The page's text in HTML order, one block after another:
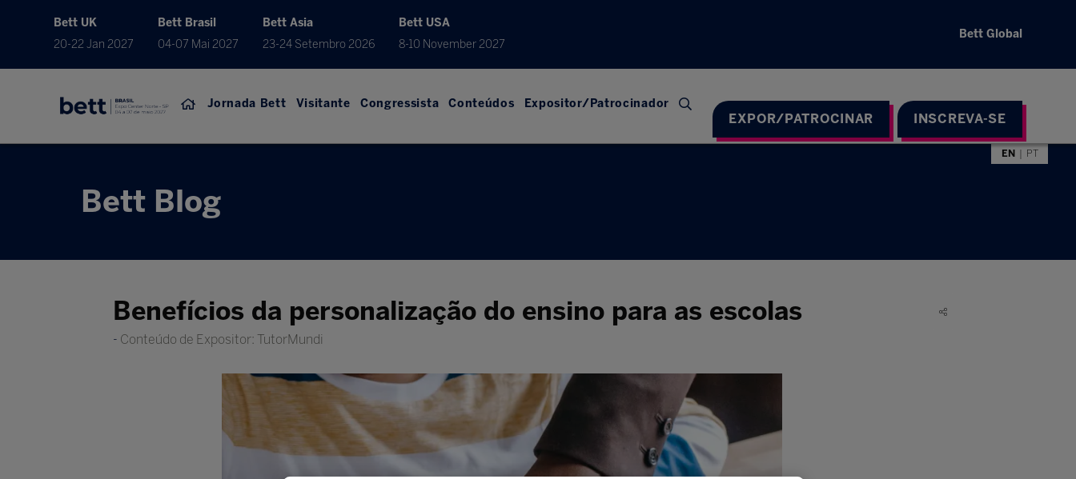
Bett UK
20-22 Jan 2027
Bett Brasil
04-07 Mai 2027
Bett Asia
23-24 Setembro 2026
Bett USA
8-10 November 2027
Bett Global
Jornada Bett Visitante Congressista Conteúdos Expositor/Patrocinador
EXPOR/PATROCINAR INSCREVA-SE
EN PT
Bett Blog
Benefícios da personalização do ensino para as escolas
Conteúdo de Expositor: TutorMundi